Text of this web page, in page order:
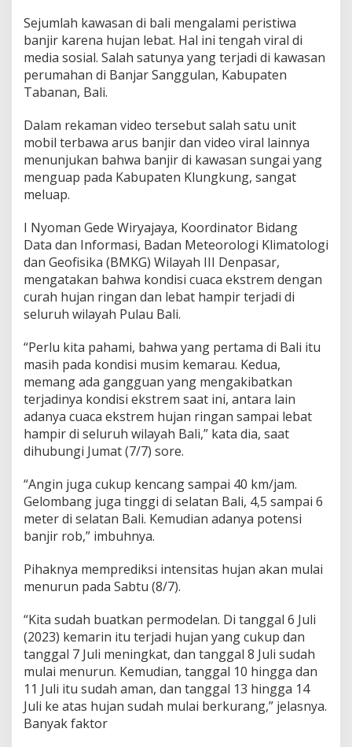
Sejumlah kawasan di bali mengalami peristiwa
banjir karena hujan lebat. Hal ini tengah viral di
media sosial. Salah satunya yang terjadi di kawasan
perumahan di Banjar Sanggulan, Kabupaten
Tabanan, Bali.
Dalam rekaman video tersebut salah satu unit
mobil terbawa arus banjir dan video viral lainnya
menunjukan bahwa banjir di kawasan sungai yang
menguap pada Kabupaten Klungkung, sangat
meluap.
I Nyoman Gede Wiryajaya, Koordinator Bidang
Data dan Informasi, Badan Meteorologi Klimatologi
dan Geofisika (BMKG) Wilayah III Denpasar,
mengatakan bahwa kondisi cuaca ekstrem dengan
curah hujan ringan dan lebat hampir terjadi di
seluruh wilayah Pulau Bali.
“Perlu kita pahami, bahwa yang pertama di Bali itu
masih pada kondisi musim kemarau. Kedua,
memang ada gangguan yang mengakibatkan
terjadinya kondisi ekstrem saat ini, antara lain
adanya cuaca ekstrem hujan ringan sampai lebat
hampir di seluruh wilayah Bali,” kata dia, saat
dihubungi Jumat (7/7) sore.
“Angin juga cukup kencang sampai 40 km/jam.
Gelombang juga tinggi di selatan Bali, 4,5 sampai 6
meter di selatan Bali. Kemudian adanya potensi
banjir rob,” imbuhnya.
Pihaknya memprediksi intensitas hujan akan mulai
menurun pada Sabtu (8/7).
“Kita sudah buatkan permodelan. Di tanggal 6 Juli
(2023) kemarin itu terjadi hujan yang cukup dan
tanggal 7 Juli meningkat, dan tanggal 8 Juli sudah
mulai menurun. Kemudian, tanggal 10 hingga dan
11 Juli itu sudah aman, dan tanggal 13 hingga 14
Juli ke atas hujan sudah mulai berkurang,” jelasnya.
Banyak faktor